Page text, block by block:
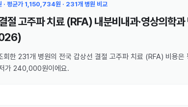
평균가 1,150,734원 · 231개 병원 비교
절 고주파 치료 (RFA) 내분비내과·영상의학과
)
회한 231개 병원의 전국 갑상선 결절 고주파 치료 (RFA) 비용은
가 240,000원이에요.